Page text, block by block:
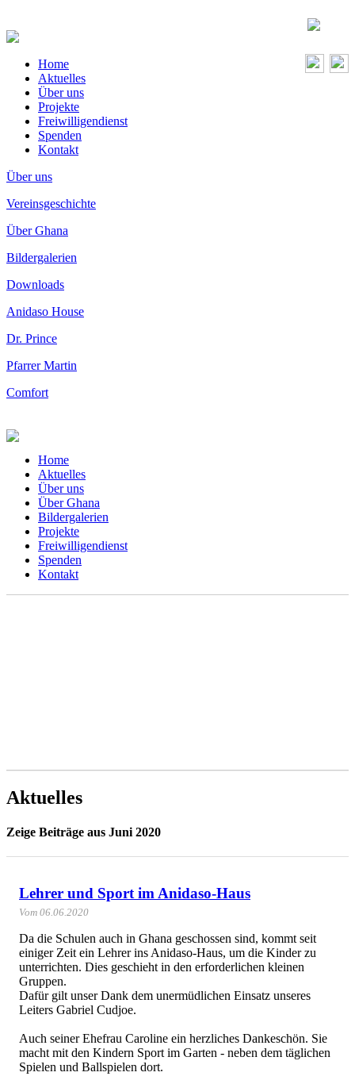
Home
Aktuelles
Über uns
Projekte
Freiwilligendienst
Spenden
Kontakt
Über uns
Vereinsgeschichte
Über Ghana
Bildergalerien
Downloads
Anidaso House
Dr. Prince
Pfarrer Martin
Comfort
Home
Aktuelles
Über uns
Über Ghana
Bildergalerien
Projekte
Freiwilligendienst
Spenden
Kontakt
Aktuelles
Zeige Beiträge aus Juni 2020
Lehrer und Sport im Anidaso-Haus
Vom 06.06.2020
Da die Schulen auch in Ghana geschossen sind, kommt seit
einiger Zeit ein Lehrer ins Anidaso-Haus, um die Kinder zu
unterrichten. Dies geschieht in den erforderlichen kleinen
Gruppen.
Dafür gilt unser Dank dem unermüdlichen Einsatz unseres
Leiters Gabriel Cudjoe.
Auch seiner Ehefrau Caroline ein herzliches Dankeschön. Sie
macht mit den Kindern Sport im Garten - neben dem täglichen
Spielen und Ballspielen dort.